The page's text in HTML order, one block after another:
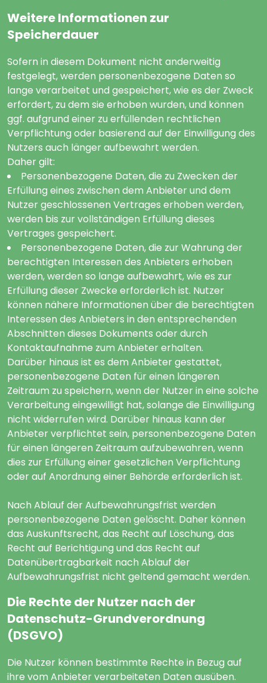
Weitere Informationen zur
Speicherdauer
Sofern in diesem Dokument nicht anderweitig
festgelegt, werden personenbezogene Daten so
lange verarbeitet und gespeichert, wie es der Zweck
erfordert, zu dem sie erhoben wurden, und können
ggf. aufgrund einer zu erfüllenden rechtlichen
Verpflichtung oder basierend auf der Einwilligung des
Nutzers auch länger aufbewahrt werden.
Daher gilt:
Personenbezogene Daten, die zu Zwecken der
Erfüllung eines zwischen dem Anbieter und dem
Nutzer geschlossenen Vertrages erhoben werden,
werden bis zur vollständigen Erfüllung dieses
Vertrages gespeichert.
Personenbezogene Daten, die zur Wahrung der
berechtigten Interessen des Anbieters erhoben
werden, werden so lange aufbewahrt, wie es zur
Erfüllung dieser Zwecke erforderlich ist. Nutzer
können nähere Informationen über die berechtigten
Interessen des Anbieters in den entsprechenden
Abschnitten dieses Dokuments oder durch
Kontaktaufnahme zum Anbieter erhalten.
Darüber hinaus ist es dem Anbieter gestattet,
personenbezogene Daten für einen längeren
Zeitraum zu speichern, wenn der Nutzer in eine solche
Verarbeitung eingewilligt hat, solange die Einwilligung
nicht widerrufen wird. Darüber hinaus kann der
Anbieter verpflichtet sein, personenbezogene Daten
für einen längeren Zeitraum aufzubewahren, wenn
dies zur Erfüllung einer gesetzlichen Verpflichtung
oder auf Anordnung einer Behörde erforderlich ist.
Nach Ablauf der Aufbewahrungsfrist werden
personenbezogene Daten gelöscht. Daher können
das Auskunftsrecht, das Recht auf Löschung, das
Recht auf Berichtigung und das Recht auf
Datenübertragbarkeit nach Ablauf der
Aufbewahrungsfrist nicht geltend gemacht werden.
Die Rechte der Nutzer nach der
Datenschutz-Grundverordnung
(DSGVO)
Die Nutzer können bestimmte Rechte in Bezug auf
ihre vom Anbieter verarbeiteten Daten ausüben.